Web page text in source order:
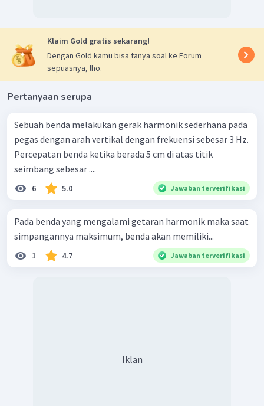
Dengan demikian, pernyataan yang benar terkait hal di
atas adalah semua pernyataan benar.
Klaim Gold gratis sekarang!
Dengan Gold kamu bisa tanya soal ke Forum
sepuasnya, lho.
Pertanyaan serupa
Sebuah benda melakukan gerak harmonik sederhana pada
pegas dengan arah vertikal dengan frekuensi sebesar 3 Hz.
Percepatan benda ketika berada 5 cm di atas titik
seimbang sebesar ....
6 5.0 Jawaban terverifikasi
Pada benda yang mengalami getaran harmonik maka saat
simpangannya maksimum, benda akan memiliki...
1 4.7 Jawaban terverifikasi
Iklan